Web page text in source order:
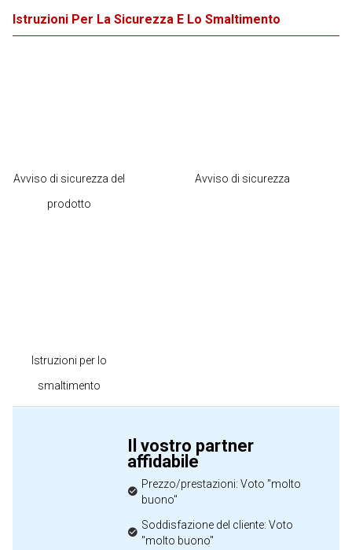
Istruzioni Per La Sicurezza E Lo Smaltimento
Avviso di sicurezza del
prodotto
Avviso di sicurezza
Istruzioni per lo
smaltimento
Il vostro partner
affidabile
Prezzo/prestazioni: Voto "molto
buono"
Soddisfazione del cliente: Voto
"molto buono"